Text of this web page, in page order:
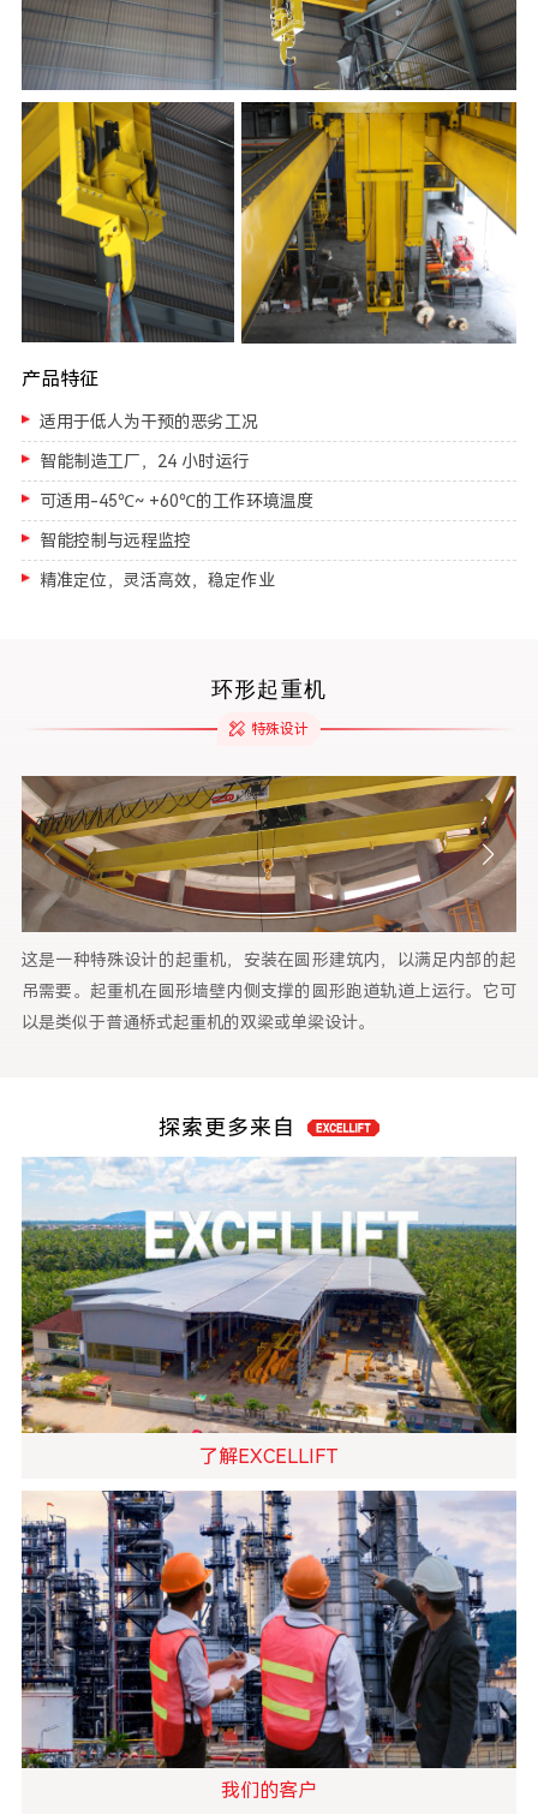
产品特征
适用于低人为干预的恶劣工况
智能制造工厂，24 小时运行
可适用-45℃~ +60℃的工作环境温度
智能控制与远程监控
精准定位，灵活高效，稳定作业
环形起重机
特殊设计
这是一种特殊设计的起重机，安装在圆形建筑内，以满足内部的起
吊需要。起重机在圆形墙壁内侧支撑的圆形跑道轨道上运行。它可
以是类似于普通桥式起重机的双梁或单梁设计。
吊
探索更多来自
了解EXCELLIFT
我们的客户